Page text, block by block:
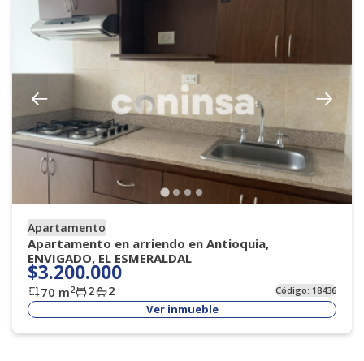
Apartamento
Apartamento en arriendo en Antioquia,
ENVIGADO, EL ESMERALDAL
$3.200.000
70 m2 2 2 Código: 18436
Ver inmueble